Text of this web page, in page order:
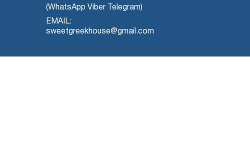
(WhatsApp Viber Telegram)
EMAIL:
sweetgreekhouse@gmail.com